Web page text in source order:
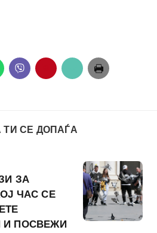
СЕ ДОПАЃА
ЗА
ЧАС СЕ
И ПОСВЕЖИ